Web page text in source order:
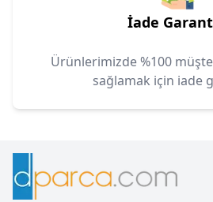
İade
Ürünlerimizde %100
sağlamak için iade